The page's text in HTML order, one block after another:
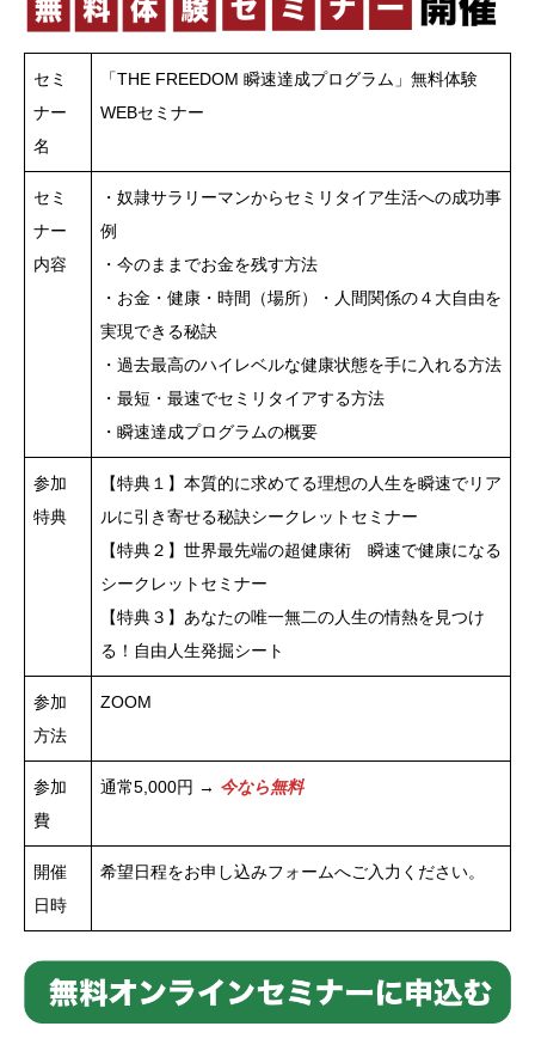
セミ
ナー
名
「THE FREEDOM 瞬速達成プログラム」無料体験
WEBセミナー
セミ
ナー
内容
・奴隷サラリーマンからセミリタイア生活への成功事
例
・今のままでお金を残す方法
・お金・健康・時間（場所）・人間関係の４大自由を
実現できる秘訣
・過去最高のハイレベルな健康状態を手に入れる方法
・最短・最速でセミリタイアする方法
・瞬速達成プログラムの概要
参加
特典
【特典１】本質的に求めてる理想の人生を瞬速でリア
ルに引き寄せる秘訣シークレットセミナー
【特典２】世界最先端の超健康術 瞬速で健康になる
シークレットセミナー
【特典３】あなたの唯一無二の人生の情熱を見つけ
る！自由人生発掘シート
参加
方法
ZOOM
参加
費
通常5,000円 → 今なら無料
開催
日時
希望日程をお申し込みフォームへご入力ください。